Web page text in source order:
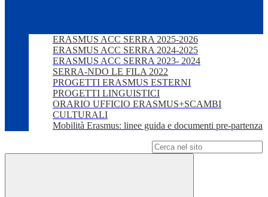
ERASMUS ACC SERRA 2025-2026
ERASMUS ACC SERRA 2024-2025
ERASMUS ACC SERRA 2023- 2024
SERRA-NDO LE FILA 2022
PROGETTI ERASMUS ESTERNI
PROGETTI LINGUISTICI
ORARIO UFFICIO ERASMUS+SCAMBI
CULTURALI
Mobilità Erasmus: linee guida e documenti pre-partenza